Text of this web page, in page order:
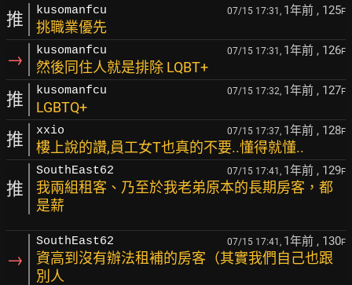
推 kusomanfcu 07/15 17:31, 1年前 , 125F
挑職業優先
→ kusomanfcu 07/15 17:31, 1年前 , 126F
然後同住人就是排除 LQBT+
推 kusomanfcu 07/15 17:32, 1年前 , 127F
LGBTQ+
推 xxio 07/15 17:37, 1年前 , 128F
樓上說的讚,員工女T也真的不要..懂得就懂..
推
SouthEast62 07/15 17:41, 1年前 , 129F
我兩組租客、乃至於我老弟原本的長期房客，都
是薪
→
SouthEast62 07/15 17:41, 1年前 , 130F
資高到沒有辦法租補的房客（其實我們自己也跟
別人